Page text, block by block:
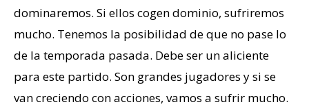
dominaremos. Si ellos cogen dominio, sufriremos
mucho. Tenemos la posibilidad de que no pase lo
de la temporada pasada. Debe ser un aliciente
para este partido. Son grandes jugadores y si se
van creciendo con acciones, vamos a sufrir mucho.